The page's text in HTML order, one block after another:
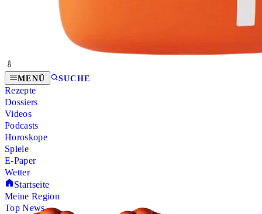
MENÜ SUCHE
Rezepte
Dossiers
Videos
Podcasts
Horoskope
Spiele
E-Paper
Wetter
Startseite
Meine Region
Top News